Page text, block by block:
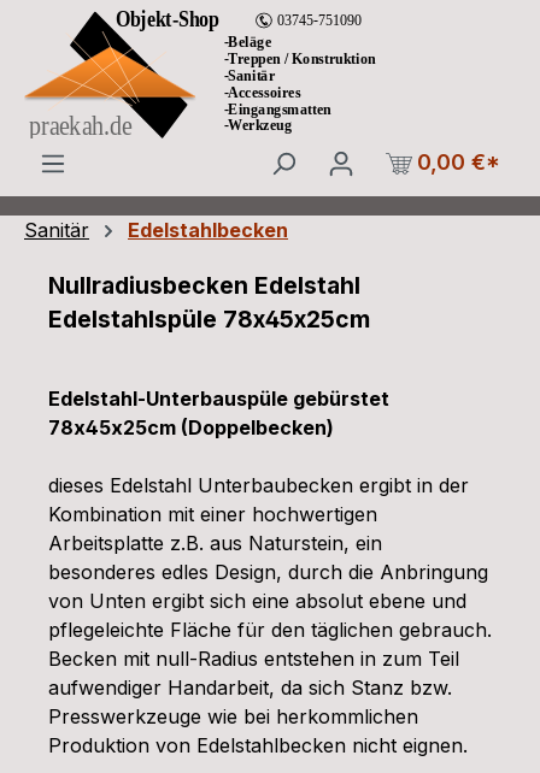
Zum Hauptinhalt springen
0,00 €*
Sanitär Edelstahlbecken
Nullradiusbecken Edelstahl
Edelstahlspüle 78x45x25cm
Edelstahl-Unterbauspüle gebürstet
78x45x25cm (Doppelbecken)
dieses Edelstahl Unterbaubecken ergibt in der
Kombination mit einer hochwertigen
Arbeitsplatte z.B. aus Naturstein, ein
besonderes edles Design, durch die Anbringung
von Unten ergibt sich eine absolut ebene und
pflegeleichte Fläche für den täglichen gebrauch.
Becken mit null-Radius entstehen in zum Teil
aufwendiger Handarbeit, da sich Stanz bzw.
Presswerkzeuge wie bei herkommlichen
Produktion von Edelstahlbecken nicht eignen.